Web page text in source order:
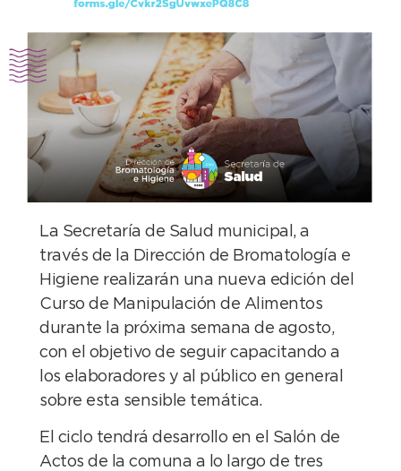
La Secretaría de Salud municipal, a
través de la Dirección de Bromatología e
Higiene realizarán una nueva edición del
Curso de Manipulación de Alimentos
durante la próxima semana de agosto,
con el objetivo de seguir capacitando a
los elaboradores y al público en general
sobre esta sensible temática.
El ciclo tendrá desarrollo en el Salón de
Actos de la comuna a lo largo de tres